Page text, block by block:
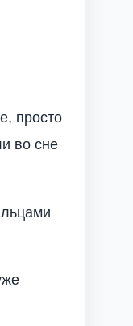
просто
во сне